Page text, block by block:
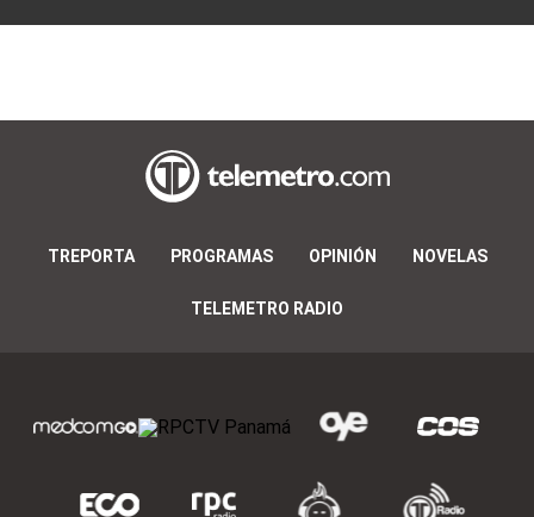
TREPORTA PROGRAMAS OPINIÓN NOVELAS
TELEMETRO RADIO